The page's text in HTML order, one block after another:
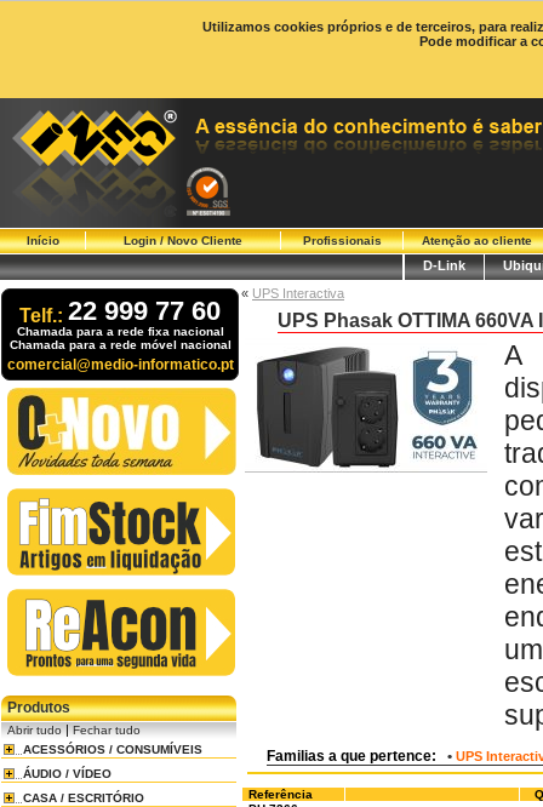
Utilizamos cookies próprios e de terceiros, para
Pode modificar a
Início Login / Novo Cliente Profissionais Atenção ao cliente
D-Link
Telf.: 22 999 77 60
Chamada para a rede fixa nacional
Chamada para a rede móvel nacional
comercial@medio-informatico.pt
Produtos
Abrir tudo|Fechar tudo
ACESSÓRIOS / CONSUMÍVEIS
ÁUDIO / VÍDEO
CASA / ESCRITÓRIO
« UPS Interactiva
UPS Phasak OTTIMA 660VA
A
Familias a que pertence: • UPS
Referência